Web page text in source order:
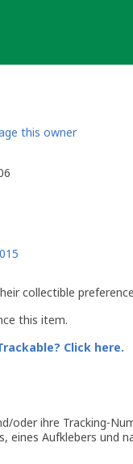
this owner
collectible
this item.
Click here.
oder ihre Tracking-
eines Aufklebers und